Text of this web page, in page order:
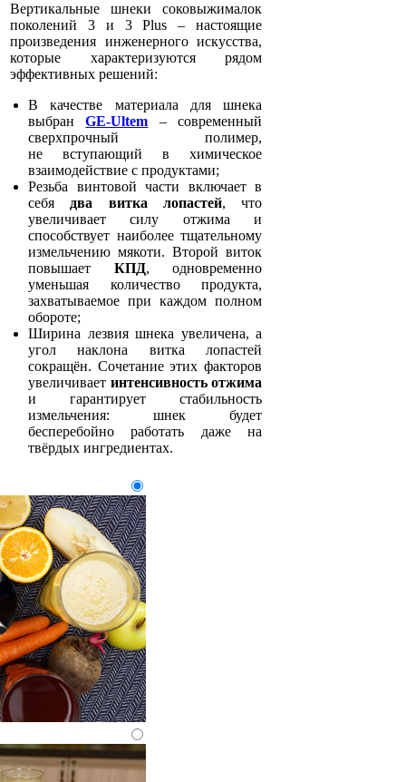
Вертикальные шнеки соковыжималок
поколений 3 и 3 Plus – настоящие
произведения инженерного искусства,
которые характеризуются рядом
эффективных решений:
В качестве материала для шнека
выбранGE-Ultem – современный
сверхпрочный полимер,
не вступающий в химическое
взаимодействие с продуктами;
Резьба винтовой части включает в
себя два витка лопастей, что
увеличивает силу отжима и
способствует наиболее тщательному
измельчению мякоти. Второй виток
повышает КПД, одновременно
уменьшая количество продукта,
захватываемое при каждом полном
обороте;
Ширина лезвия шнека увеличена, а
угол наклона витка лопастей
сокращён. Сочетание этих факторов
увеличивает интенсивность отжима
и гарантирует стабильность
измельчения: шнек будет
бесперебойно работать даже на
твёрдых ингредиентах.